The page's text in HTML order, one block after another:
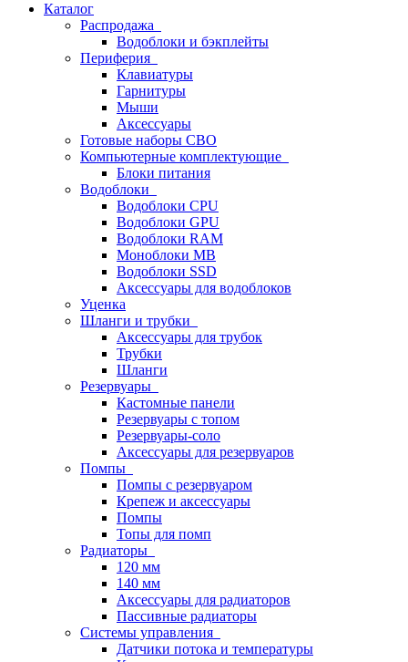
Каталог
Распродажа
Водоблоки и бэкплейты
Периферия
Клавиатуры
Гарнитуры
Мыши
Аксессуары
Готовые наборы СВО
Компьютерные комплектующие
Блоки питания
Водоблоки
Водоблоки CPU
Водоблоки GPU
Водоблоки RAM
Моноблоки MB
Водоблоки SSD
Аксессуары для водоблоков
Уценка
Шланги и трубки
Аксессуары для трубок
Трубки
Шланги
Резервуары
Кастомные панели
Резервуары с топом
Резервуары-соло
Аксессуары для резервуаров
Помпы
Помпы с резервуаром
Крепеж и аксессуары
Помпы
Топы для помп
Радиаторы
120 мм
140 мм
Аксессуары для радиаторов
Пассивные радиаторы
Системы управления
Датчики потока и температуры